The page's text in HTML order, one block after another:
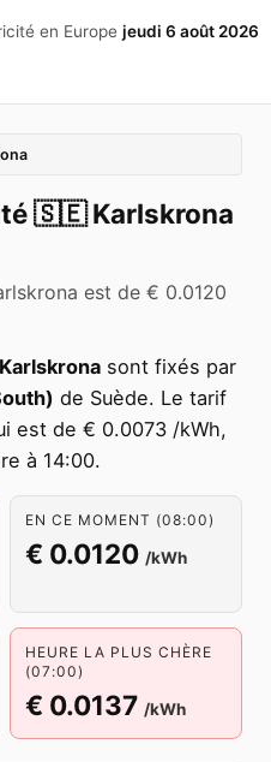
en Europe jeudi 6 août 2026
🇸🇪 Karlskrona
est de € 0.0120
Karlskrona sont fixés par
de Suède. Le tarif
est de € 0.0073 /kWh,
à 14:00.
EN CE MOMENT (08:00)
€ 0.0120 /kWh
HEURE LA PLUS CHÈRE
(07:00)
€ 0.0137 /kWh